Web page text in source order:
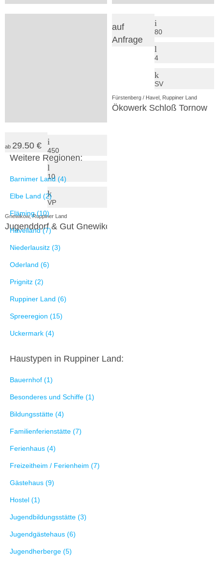
auf
Anfrage
80
4
SV
Fürstenberg / Havel, Ruppiner Land
Ökowerk Schloß Tornow
ab 29.50 € 450
10
VP
Gnewikow, Ruppiner Land
Jugenddorf & Gut Gnewikow
Weitere Regionen:
Barnimer Land (4)
Elbe Land (2)
Fläming (10)
Havelland (7)
Niederlausitz (3)
Oderland (6)
Prignitz (2)
Ruppiner Land (6)
Spreeregion (15)
Uckermark (4)
Haustypen in Ruppiner Land:
Bauernhof (1)
Besonderes und Schiffe (1)
Bildungsstätte (4)
Familienferienstätte (7)
Ferienhaus (4)
Freizeitheim / Ferienheim (7)
Gästehaus (9)
Hostel (1)
Jugendbildungsstätte (3)
Jugendgästehaus (6)
Jugendherberge (5)